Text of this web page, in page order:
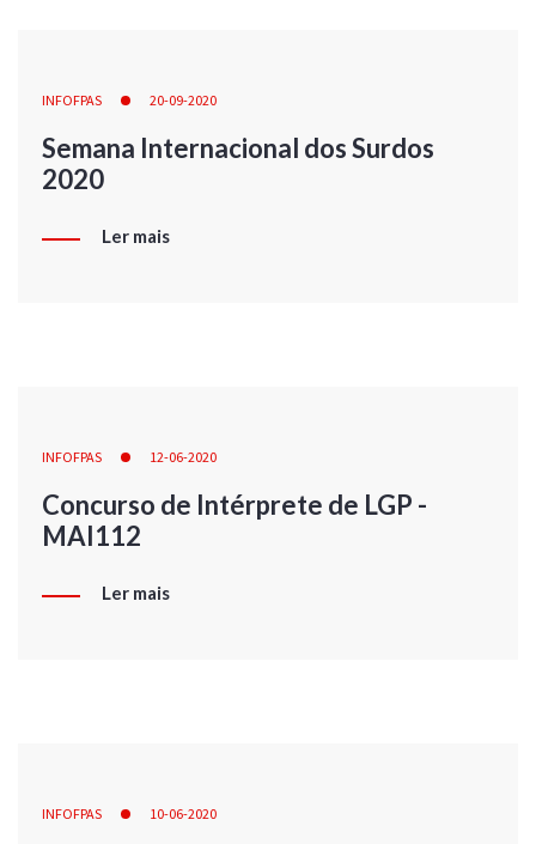
INFOFPAS 20-09-2020
Semana Internacional dos Surdos
2020
Ler mais
INFOFPAS 12-06-2020
Concurso de Intérprete de LGP -
MAI112
Ler mais
INFOFPAS 10-06-2020